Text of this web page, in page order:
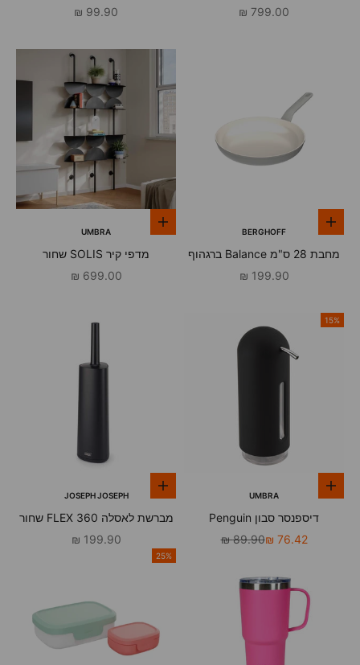
ברגהוף
מחיר מבצע
799.00 ₪
ברגהוף
מחיר מבצע
99.90 ₪
הוספה לסלBERGHOFF
מחבת 28 ס"מ Balance ברגהוף
מחיר מבצע
199.90 ₪
הוספה לסל UMBRA
מדפי קיר SOLIS שחור
מחיר מבצע
699.00 ₪
15%
הוספה לסל UMBRA
דיספנסר סבון Penguin
מחיר מבצע
76.42 ₪ מחיר רגיל
89.90 ₪
הוספה לסלJOSEPH JOSEPH
מברשת לאסלה FLEX 360 שחור
מחיר מבצע
199.90 ₪
25%